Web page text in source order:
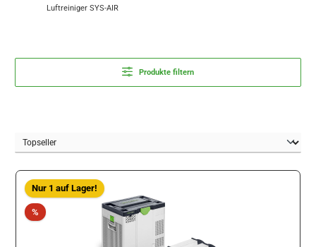
Luftreiniger SYS-AIR
Produkte filtern
Nur 1 auf Lager!
%Rabatt